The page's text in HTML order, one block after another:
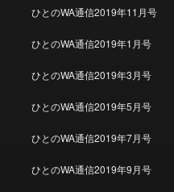
ひとのWA通信2019年11月号
ひとのWA通信2019年1月号
ひとのWA通信2019年3月号
ひとのWA通信2019年5月号
ひとのWA通信2019年7月号
ひとのWA通信2019年9月号